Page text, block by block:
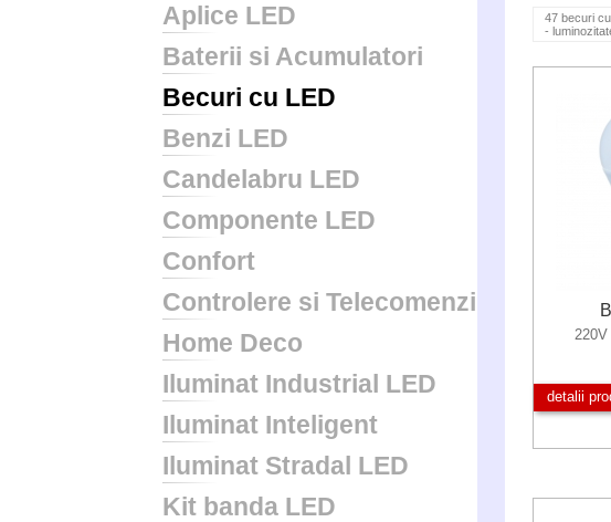
Aplice LED
Baterii si Acumulatori
Becuri cu LED
Benzi LED
Candelabru LED
Componente LED
Confort
Controlere si Telecomenzi
Home Deco
Iluminat Industrial LED
Iluminat Inteligent
Iluminat Stradal LED
Kit banda LED
47 becuri
-
220V
detalii